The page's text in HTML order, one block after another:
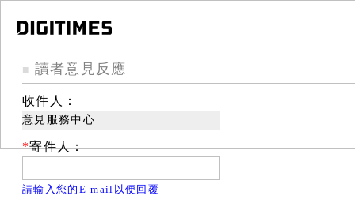
■ 讀者意見反應
收件人：
意見服務中心
*寄件人：
請輸入您的E-mail以便回覆